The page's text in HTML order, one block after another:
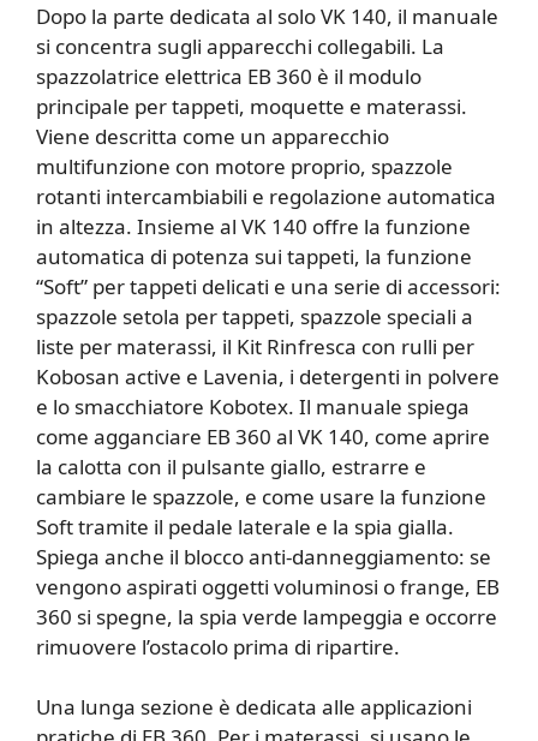
Dopo la parte dedicata al solo VK 140, il manuale
si concentra sugli apparecchi collegabili. La
spazzolatrice elettrica EB 360 è il modulo
principale per tappeti, moquette e materassi.
Viene descritta come un apparecchio
multifunzione con motore proprio, spazzole
rotanti intercambiabili e regolazione automatica
in altezza. Insieme al VK 140 offre la funzione
automatica di potenza sui tappeti, la funzione
“Soft” per tappeti delicati e una serie di accessori:
spazzole setola per tappeti, spazzole speciali a
liste per materassi, il Kit Rinfresca con rulli per
Kobosan active e Lavenia, i detergenti in polvere
e lo smacchiatore Kobotex. Il manuale spiega
come agganciare EB 360 al VK 140, come aprire
la calotta con il pulsante giallo, estrarre e
cambiare le spazzole, e come usare la funzione
Soft tramite il pedale laterale e la spia gialla.
Spiega anche il blocco anti-danneggiamento: se
vengono aspirati oggetti voluminosi o frange, EB
360 si spegne, la spia verde lampeggia e occorre
rimuovere l’ostacolo prima di ripartire.
Una lunga sezione è dedicata alle applicazioni